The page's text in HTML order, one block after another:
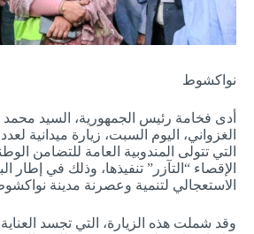
نواكشوط
أدى فخامة رئيس الجمهورية، السيد محمد
الغزواني، اليوم السبت، زيارة ميدانية
التي تتولى المندوبية العامة للتضامن
الإقصاء “التآزر” تنفيذها، وذلك في إطار
الاستعجالي لتنمية وعصرنة مدينة
وقد شملت هذه الزيارة، التي تجسد